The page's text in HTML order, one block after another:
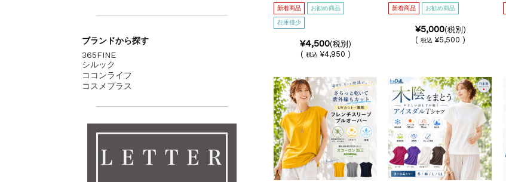
新着商品 お勧め商品
在庫僅少
¥4,500(税別)
( 税込 ¥4,950 )
新着商品 お勧め商品
¥5,000(税別)
( 税込 ¥5,500 )
ブランドから探す
365FINE
シルック
ココンライフ
コスメプラス
ＬＥＴＴＥＲ